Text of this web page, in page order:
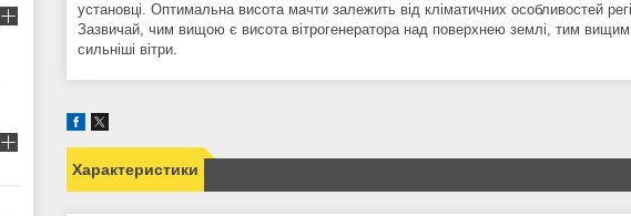
установці. Оптимальна висота мачти залежить від кліматичних особливостей
Зазвичай, чим вищою є висота вітрогенератора над поверхнею землі, тим вищим
сильніші вітри.
Характеристики